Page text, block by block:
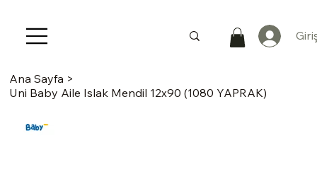
Ana Sayfa >
Uni Baby Aile Islak Mendil 12x90 (1080 YAPRAK)